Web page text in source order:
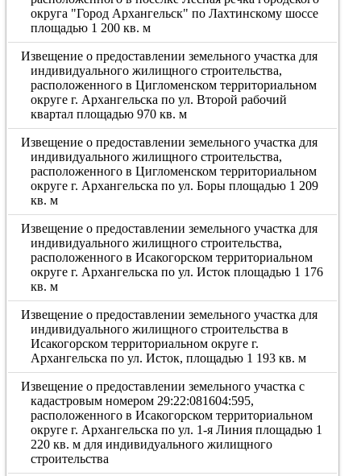
округа "Город Архангельск" по Лахтинскому шоссе
площадью 1 200 кв. м
Извещение о предоставлении земельного участка для
индивидуального жилищного строительства,
расположенного в Цигломенском территориальном
округе г. Архангельска по ул. Второй рабочий
квартал площадью 970 кв. м
Извещение о предоставлении земельного участка для
индивидуального жилищного строительства,
расположенного в Цигломенском территориальном
округе г. Архангельска по ул. Боры площадью 1 209
кв. м
Извещение о предоставлении земельного участка для
индивидуального жилищного строительства,
расположенного в Исакогорском территориальном
округе г. Архангельска по ул. Исток площадью 1 176
кв. м
Извещение о предоставлении земельного участка для
индивидуального жилищного строительства в
Исакогорском территориальном округе г.
Архангельска по ул. Исток, площадью 1 193 кв. м
Извещение о предоставлении земельного участка с
кадастровым номером 29:22:081604:595,
расположенного в Исакогорском территориальном
округе г. Архангельска по ул. 1-я Линия площадью 1
220 кв. м для индивидуального жилищного
строительства